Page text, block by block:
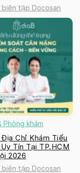
biên tập Docosan
Phòng khám
Địa Chỉ Khám Tiểu
Tín Tại TP.HCM
2026
biên tập Docosan